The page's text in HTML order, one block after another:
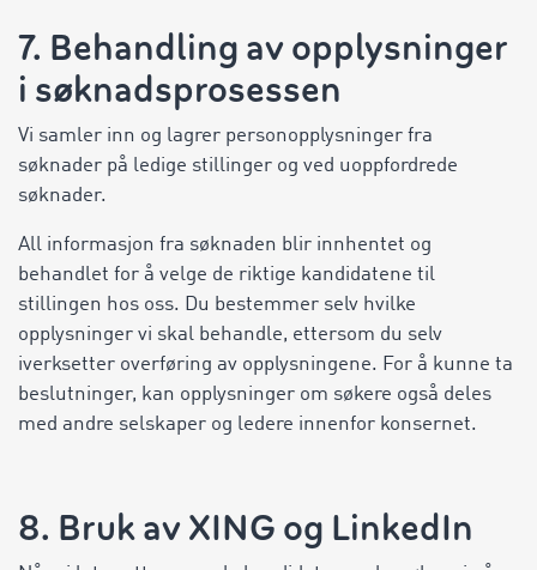
7. Behandling av opplysninger
i søknadsprosessen
Vi samler inn og lagrer personopplysninger fra
søknader på ledige stillinger og ved uoppfordrede
søknader.
All informasjon fra søknaden blir innhentet og
behandlet for å velge de riktige kandidatene til
stillingen hos oss. Du bestemmer selv hvilke
opplysninger vi skal behandle, ettersom du selv
iverksetter overføring av opplysningene. For å kunne ta
beslutninger, kan opplysninger om søkere også deles
med andre selskaper og ledere innenfor konsernet.
8. Bruk av XING og LinkedIn